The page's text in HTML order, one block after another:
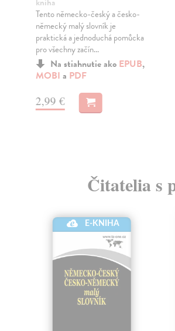
Tento německo-český a česko-
německý malý slovník je
praktická a jednoduchá pomůcka
pro všechny začín...
Na stiahnutie ako EPUB,
MOBI a PDF
2,99 €
Čitatelia s
E-KNIHA